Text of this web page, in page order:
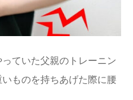
ていた父親のトレーニン
ものを持ちあげた際に腰